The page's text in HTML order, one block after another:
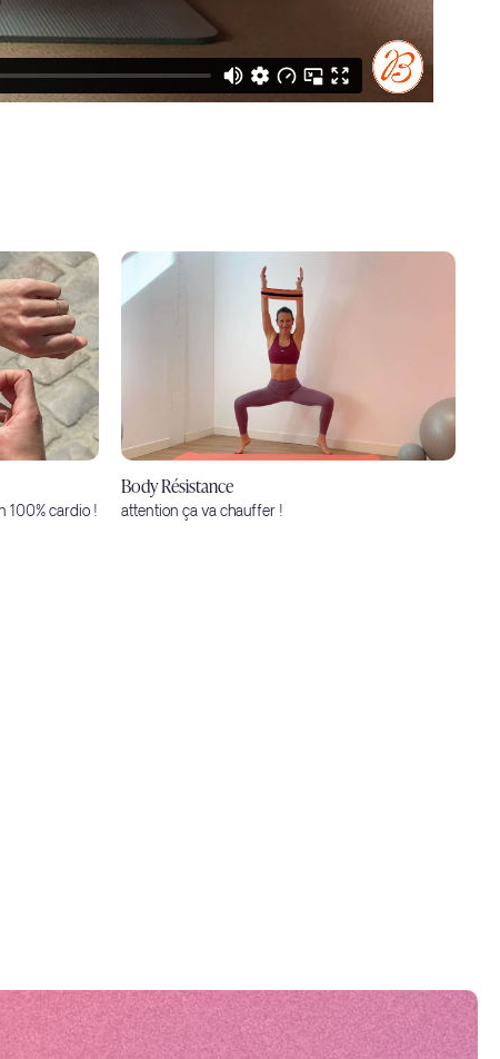
100% cardio !
Body Résistance
attention ça va chauffer !